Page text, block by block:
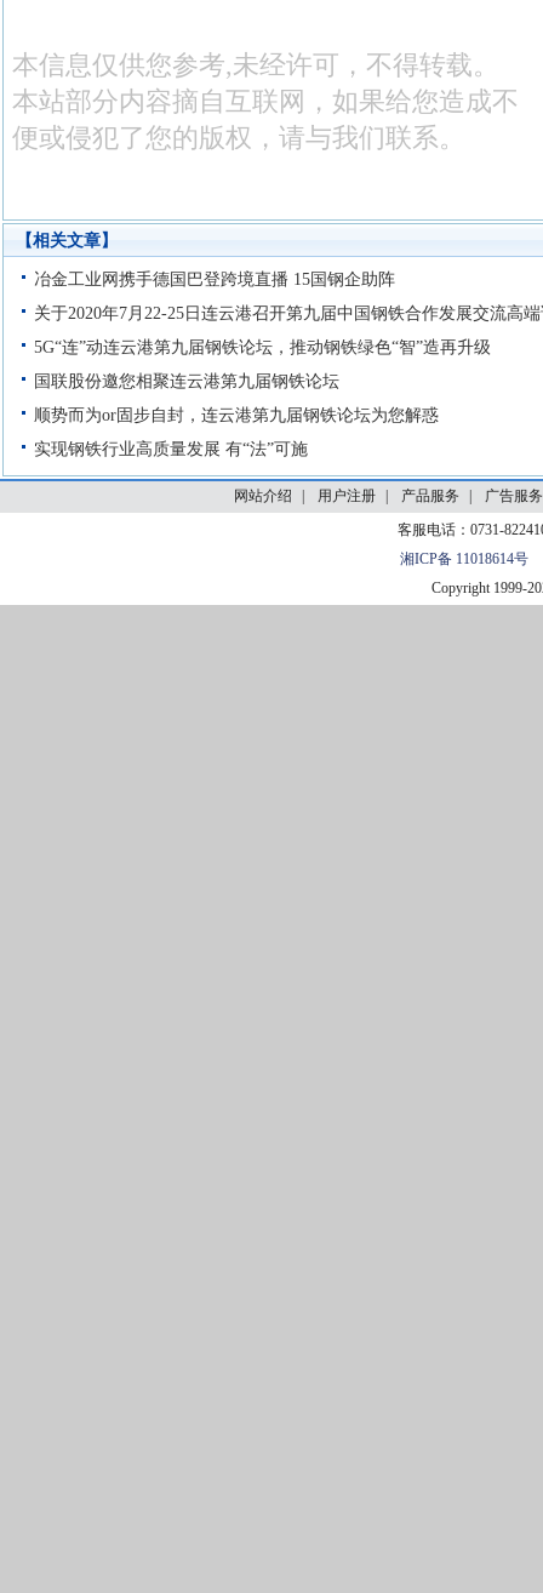
本信息仅供您参考,未经许可，不得转载。
本站部分内容摘自互联网，如果给您造成不
便或侵犯了您的版权，请与我们联系。
【相关文章】
网站介绍 用户注册 产品服务
广告服务
客服电话：0731-
湘ICP备 11018614号
Copyright 1999-